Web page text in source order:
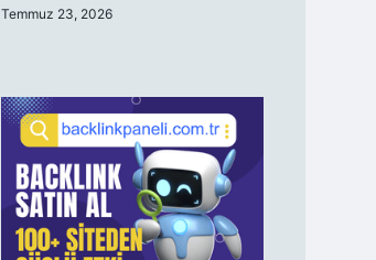
Temmuz 23, 2026